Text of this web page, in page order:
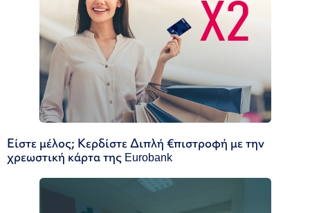
Είστε μέλος; Κερδίστε Διπλή €πιστροφή με την
χρεωστική κάρτα της Eurobank